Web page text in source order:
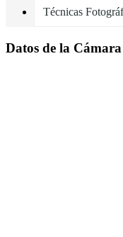
Técnicas
Datos de la